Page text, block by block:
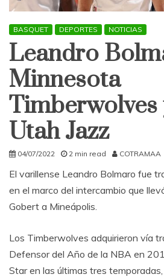
BASQUET DEPORTES NOTICIAS
Leandro
Minnesota
Timberwolves
Utah Jazz
04/07/2022 2 min read COTRAMAA
El varillense Leandro Bolmaro fue
en el marco del intercambio que
Gobert a Mineápolis.
Los Timberwolves adquirieron vía
Defensor del Año de la NBA en
Star en las últimas tres